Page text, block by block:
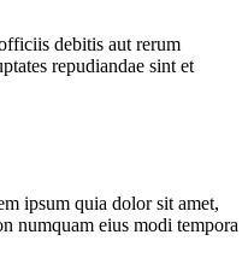
debitis aut rerum
repudiandae sint et
ipsum quia dolor sit amet,
numquam eius modi tempora